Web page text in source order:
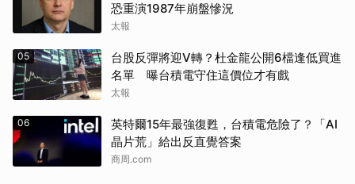
恐重演1987年崩盤慘況
太報
05
台股反彈將迎V轉？杜金龍公開6檔逢低買進
名單 曝台積電守住這價位才有戲
太報
06
英特爾15年最強復甦，台積電危險了？「AI
晶片荒」給出反直覺答案
商周.com